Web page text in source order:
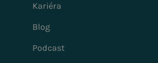
Kariéra
Blog
Podcast